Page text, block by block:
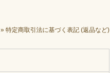
» 特定商取引法に基づく表記 (返品など)